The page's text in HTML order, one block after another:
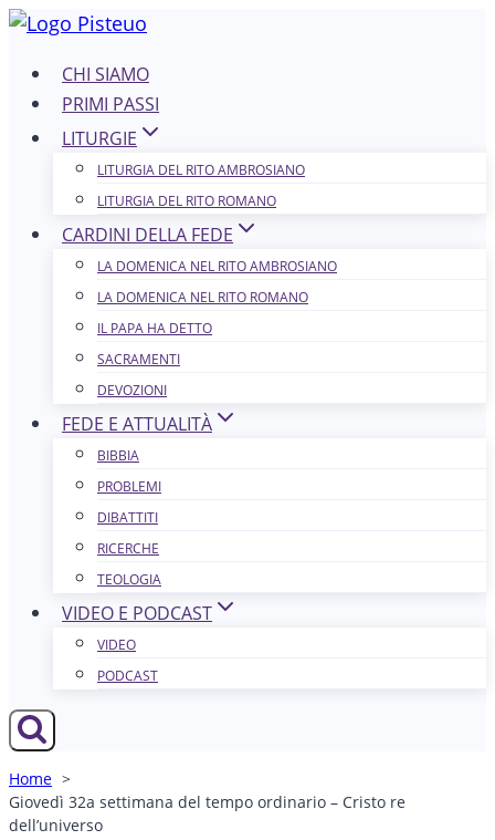
Salta
contenutoCHI SIAMO
PRIMI PASSI
LITURGIE
LITURGIA DEL RITO AMBROSIANO
LITURGIA DEL RITO ROMANO
CARDINI DELLA FEDE
LA DOMENICA NEL R​​​​​​ITO AMBROSIANO
LA DOMENICA NEL RITO ROMANO
IL PAPA HA DETTO
SACRAMENTI
DEVOZIONI
FEDE E ATTUALITÀ
BIBBIA
PROBLEMI
DIBATTITI
RICERCHE
TEOLOGIA
VIDEO E PODCAST
VIDEO
PODCAST
Home
Giovedì 32a settimana del tempo ordinario – Cristo re
dell’universo